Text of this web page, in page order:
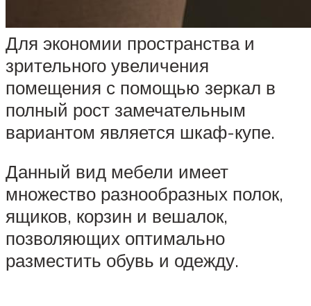
Для экономии пространства и
зрительного увеличения
помещения с помощью зеркал в
полный рост замечательным
вариантом является шкаф-купе.
Данный вид мебели имеет
множество разнообразных полок,
ящиков, корзин и вешалок,
позволяющих оптимально
разместить обувь и одежду.